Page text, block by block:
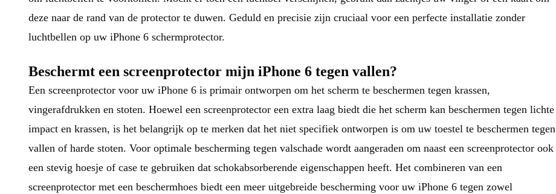
deze naar de rand van de protector te duwen. Geduld en precisie zijn cruciaal voor een perfecte installatie zonder
luchtbellen op uw iPhone 6 schermprotector.
Beschermt een screenprotector mijn iPhone 6 tegen vallen?
Een screenprotector voor uw iPhone 6 is primair ontworpen om het scherm te beschermen tegen krassen,
vingerafdrukken en stoten. Hoewel een screenprotector een extra laag biedt die het scherm kan beschermen tegen lichte
impact en krassen, is het belangrijk op te merken dat het niet specifiek ontworpen is om uw toestel te beschermen tegen
vallen of harde stoten. Voor optimale bescherming tegen valschade wordt aangeraden om naast een screenprotector ook
een stevig hoesje of case te gebruiken dat schokabsorberende eigenschappen heeft. Het combineren van een
screenprotector met een beschermhoes biedt een meer uitgebreide bescherming voor uw iPhone 6 tegen zowel